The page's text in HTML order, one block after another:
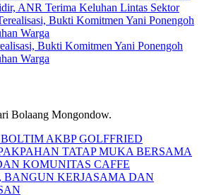
ANR Terima Keluhan Lintas Sektor
Bukti Komitmen Yani Ponengoh
Warga
Bolaang Mongondow.